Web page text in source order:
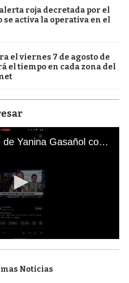
roja decretada por el
se activa la operativa en el
el viernes 7 de agosto de
el tiempo en cada zona del
El mal momento de Yanina Gasañol con un hincha argentino en "Subrayado"
Noticias